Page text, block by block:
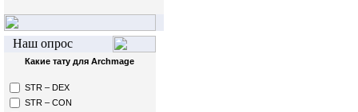
Наш опрос
Какие тату для Archmage
STR – DEX
STR – CON